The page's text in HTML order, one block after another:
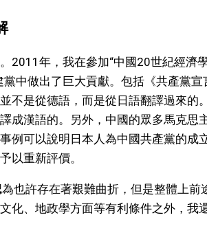
2011年，我在參加“中國20世紀經濟
中做出了巨大貢獻。包括《共產黨宣
不是從德語，而是從日語翻譯過來的
成漢語的。另外，中國的眾多馬克思
例可以說明日本人為中國共產黨的成
以重新評價。
也許存在著艱難曲折，但是整體上前
化、地政學方面等有利條件之外，我